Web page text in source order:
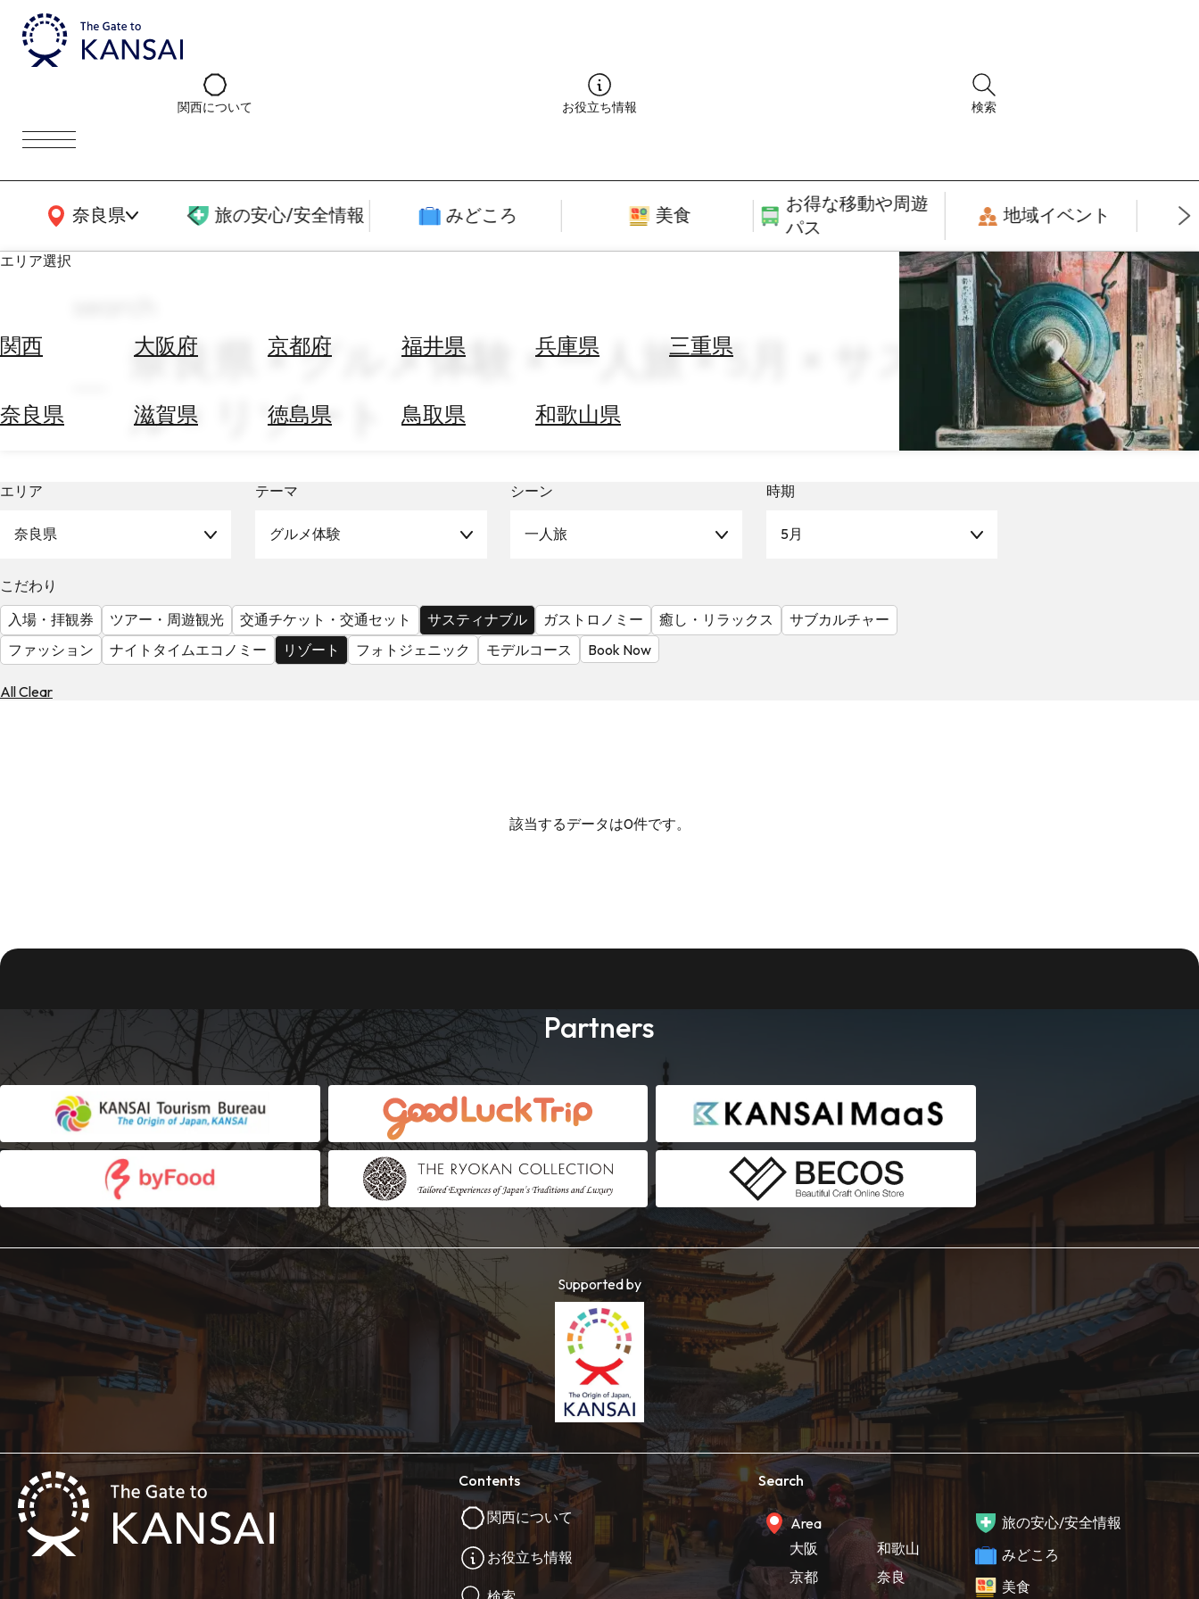
関西について お役立ち情報 検索
奈良県
関西広域MAP 旅の安心/安全情報 みどころ 美食
お得な移動や周遊
パス
地域イベント
エリア選択
関西 大阪府 京都府 福井県 兵庫県 三重県
奈良県 滋賀県 徳島県 鳥取県 和歌山県
べ
る
天
気
を
見
奈良県 × グルメ体験 × 一人旅 × 5月 × サスティナブ
ル × リゾート
エリア
奈良県
テーマ
グルメ体験
シーン
一人旅
時期
5月
こだわり
入場・拝観券
ツアー・周遊観光 交通チケット・交通セット サスティナブル ガストロノミー 癒し・リラックス
サブカルチャー
ファッション
ナイトタイムエコノミー リゾート フォトジェニック モデルコース Book Now
All Clear
該当するデータは0件です。
Partners
Supported by
Contents
関西について
お役立ち情報
Search
Area
大阪
京都
和歌山
奈良
旅の安心/安全情報
みどころ
美食